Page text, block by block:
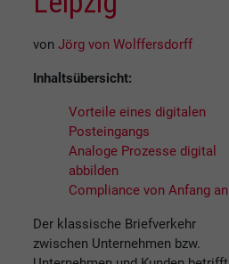
von Jörg von Wolffersdorff
Inhaltsübersicht:
Vorteile eines digitalen
Posteingangs
Analoge Prozesse digital
abbilden
Compliance von Anfang an
Der klassische Briefverkehr
zwischen Unternehmen bzw.